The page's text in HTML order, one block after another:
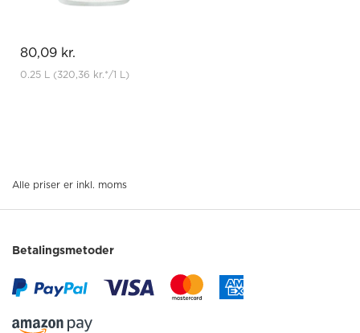
80,09 kr.
0.25 L (320,36 kr.*/1 L)
Alle priser er inkl. moms
Betalingsmetoder